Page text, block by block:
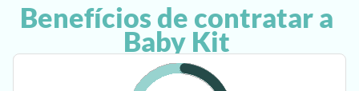
Benefícios de contratar a
Baby Kit